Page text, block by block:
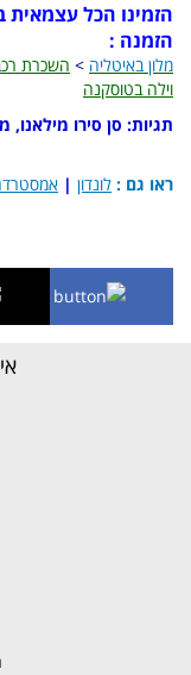
הזמינו הכל עצמאית
הזמנה :
מלון באיטליה > השכרת
וילה בטוסקנה
תגיות: סן סירו מילאנו,
ראו גם : לונדון |